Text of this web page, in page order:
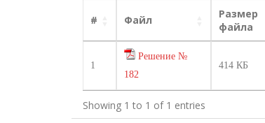
# Файл
Размер
файла
1
Решение №
182
414 КБ
Showing 1 to 1 of 1 entries